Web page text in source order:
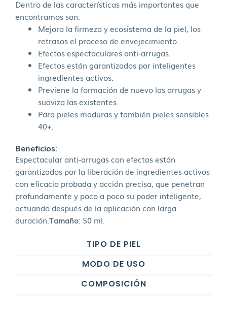
TIPO DE PIEL
MODO DE USO
COMPOSICIÓN
Dentro de las características más importantes que
encontramos son:
Mejora la firmeza y ecosistema de la piel, los
retrasos el proceso de envejecimiento.
Efectos espectaculares anti-arrugas.
Efectos están garantizados por inteligentes
ingredientes activos.
Previene la formación de nuevo las arrugas y
suaviza las existentes.
Para pieles maduras y también pieles sensibles
40+.
Beneficios:
Espectacular anti-arrugas con efectos están
garantizados por la liberación de ingredientes activos
con eficacia probada y acción precisa, que penetran
profundamente y poco a poco su poder inteligente,
actuando después de la aplicación con larga
duración. Tamaño: 50 ml.